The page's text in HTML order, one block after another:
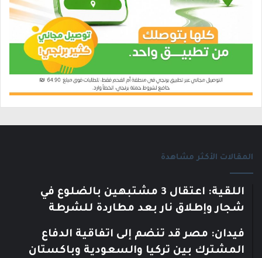
المقالات الأكثر مشاهدة
اللقية: اعتقال 3 مشتبهين بالضلوع في
شجار وإطلاق نار بعد مطاردة للشرطة
فيدان: مصر قد تنضم إلى اتفاقية الدفاع
المشترك بين تركيا والسعودية وباكستان